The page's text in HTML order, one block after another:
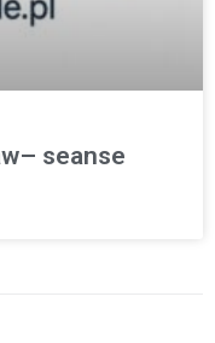
seanse